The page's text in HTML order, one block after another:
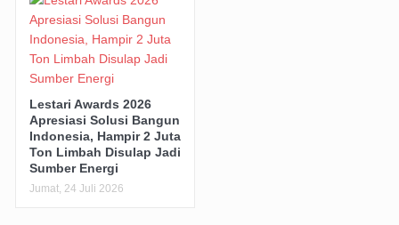
Lestari Awards 2026
Apresiasi Solusi Bangun
Indonesia, Hampir 2 Juta
Ton Limbah Disulap Jadi
Sumber Energi
Jumat, 24 Juli 2026